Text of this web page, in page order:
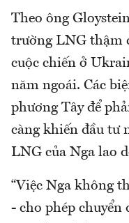
Theo ông
trường LNG thậm
cuộc chiến ở
năm ngoái. Các
phương Tây để
càng khiến đầu tư
LNG của Nga lao
“Việc Nga không
- cho phép